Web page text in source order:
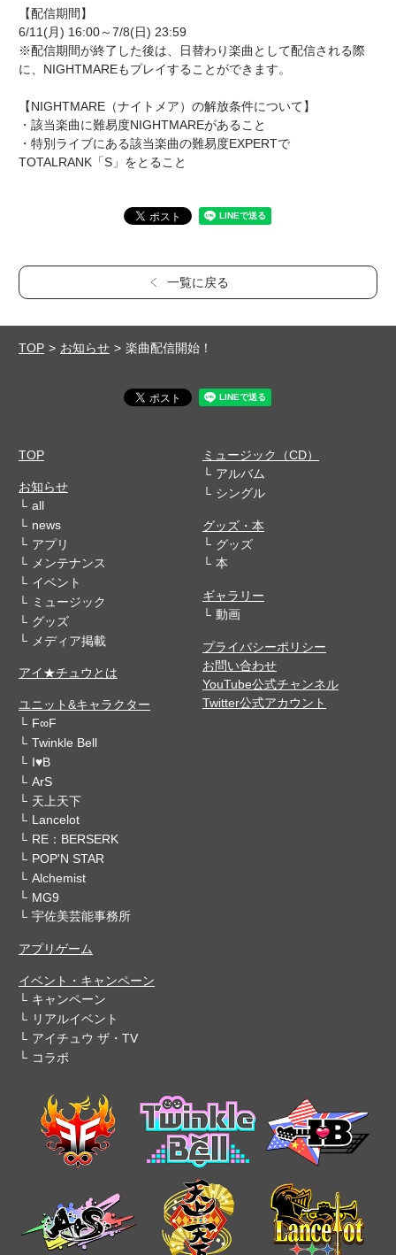
【配信期間】
6/11(月) 16:00～7/8(日) 23:59
※配信期間が終了した後は、日替わり楽曲として配信される際
に、NIGHTMAREもプレイすることができます。
【NIGHTMARE（ナイトメア）の解放条件について】
・該当楽曲に難易度NIGHTMAREがあること
・特別ライブにある該当楽曲の難易度EXPERTで
TOTALRANK「S」をとること
一覧に戻る
TOP お知らせ 楽曲配信開始！
TOP
お知らせ
all
news
アプリ
メンテナンス
イベント
ミュージック
グッズ
メディア掲載
アイ★チュウとは
ユニット&キャラクター
F∞F
Twinkle Bell
I♥B
ArS
天上天下
Lancelot
RE：BERSERK
POP'N STAR
Alchemist
MG9
宇佐美芸能事務所
アプリゲーム
イベント・キャンペーン
キャンペーン
リアルイベント
アイチュウ ザ・TV
コラボ
ミュージック（CD）
アルバム
シングル
グッズ・本
グッズ
本
ギャラリー
動画
プライバシーポリシー
お問い合わせ
YouTube公式チャンネル
Twitter公式アカウント